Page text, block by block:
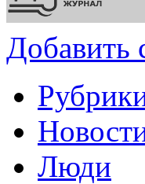
Добавить
Люди